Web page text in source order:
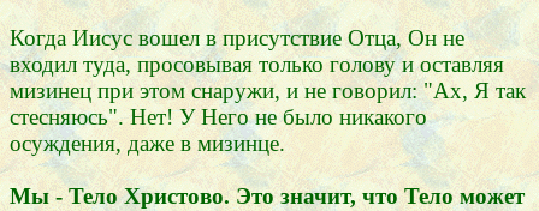
Когда Иисус вошел в присутствие Отца, Он не
входил туда, просовывая только голову и оставляя
мизинец при этом снаружи, и не говорил: "Ах, Я так
стесняюсь". Нет! У Него не было никакого
осуждения, даже в мизинце.
Мы - Тело Христово. Это значит, что Тело может